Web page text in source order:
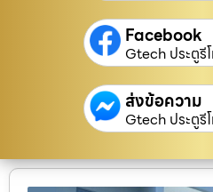
Facebook
Gtech ประตูรี
ส่งข้อความ
Gtech ประตูรี